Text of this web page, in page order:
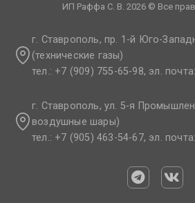
ИП Раффа С. В. 2026 © Все
г. Ставрополь, пр. 1-й Юго-
(технические газы)
тел.: +7 (909) 755-65-98, эл.
г. Ставрополь, ул. 5-я
воздушные шары)
тел.: +7 (905) 463-54-67, эл.